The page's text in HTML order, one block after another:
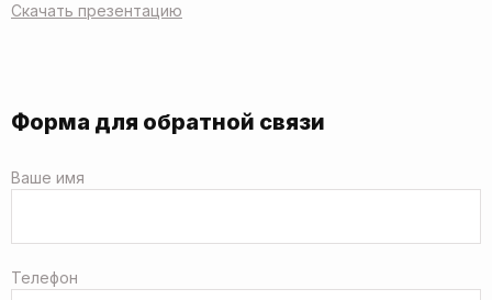
Скачать презентацию
Форма для обратной связи
Ваше имя
Телефон